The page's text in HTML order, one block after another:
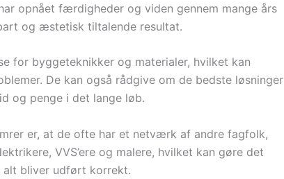
opnået færdigheder og viden gennem mange års
og æstetisk tiltalende resultat.
for byggeteknikker og materialer, hvilket kan
De kan også rådgive om de bedste løsninger
og penge i det lange løb.
er, at de ofte har et netværk af andre fagfolk,
VVS’ere og malere, hvilket kan gøre det
bliver udført korrekt.